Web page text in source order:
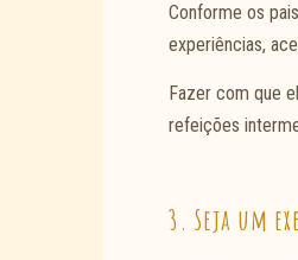
Conforme os
experiências,
Fazer com que
refeições
3. Seja um